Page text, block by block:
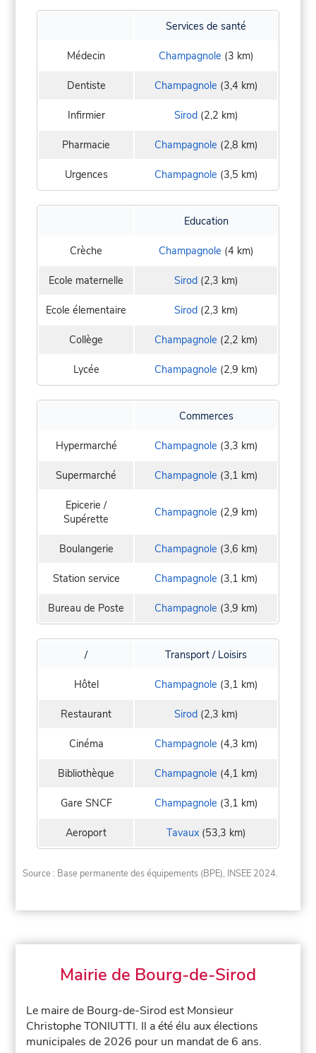
Services de santé
Médecin Champagnole (3 km)
Dentiste Champagnole (3,4 km)
Infirmier Sirod(2,2 km)
Pharmacie Champagnole (2,8 km)
Urgences Champagnole (3,5 km)
Education
Crèche Champagnole (4 km)
Ecole maternelle Sirod(2,3 km)
Ecole élementaire Sirod(2,3 km)
Collège Champagnole (2,2 km)
Lycée Champagnole (2,9 km)
Commerces
Hypermarché Champagnole (3,3 km)
Supermarché Champagnole (3,1 km)
Epicerie /
Supérette
Champagnole (2,9 km)
Boulangerie Champagnole (3,6 km)
Station service Champagnole (3,1 km)
Bureau de Poste Champagnole (3,9 km)
/ Transport / Loisirs
Hôtel Champagnole (3,1 km)
Restaurant Sirod(2,3 km)
Cinéma Champagnole (4,3 km)
Bibliothèque Champagnole (4,1 km)
Gare SNCF Champagnole (3,1 km)
Aeroport Tavaux(53,3 km)
Source : Base permanente des équipements (BPE), INSEE 2024.
Mairie de Bourg-de-Sirod
Le maire de Bourg-de-Sirod est Monsieur
Christophe TONIUTTI. Il a été élu aux élections
municipales de 2026 pour un mandat de 6 ans.